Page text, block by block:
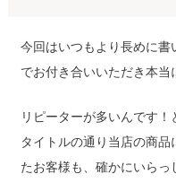
今回はいつもより長めに書
でお付き合いいただき本当
リピーターが多いんです！
タイトルの通り当店の商
たお客様も、確かにいらっ